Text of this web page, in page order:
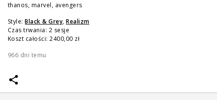
thanos, marvel, avengers
Style: Black & Grey,Realizm
Czas trwania: 2 sesje
Koszt całości: 2400,00 zł
966 dni temu